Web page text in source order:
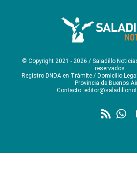
© Copyright 2021 - 2026 / Saladillo
reservados
Registro DNDA en Trámite / Domicilio
Provincia de Buenos
Contacto: